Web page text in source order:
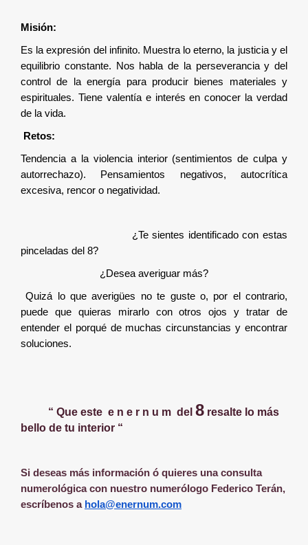
Misión:
Es la expresión del infinito. Muestra lo eterno, la justicia y el
equilibrio constante. Nos habla de la perseverancia y del
control de la energía para producir bienes materiales y
espirituales. Tiene valentía e interés en conocer la verdad
de la vida.
Retos:
Tendencia a la violencia interior (sentimientos de culpa y
autorrechazo). Pensamientos negativos, autocrítica
excesiva, rencor o negatividad.
¿Te sientes identificado con estas
pinceladas del 8?
¿Desea averiguar más?
Quizá lo que averigües no te guste o, por el contrario,
puede que quieras mirarlo con otros ojos y tratar de
entender el porqué de muchas circunstancias y encontrar
soluciones.
“ Que este e n e r n u m del 8 resalte lo más
bello de tu interior “
Si deseas más información ó quieres una consulta
numerológica con nuestro numerólogo Federico Terán,
escríbenos a hola@enernum.com